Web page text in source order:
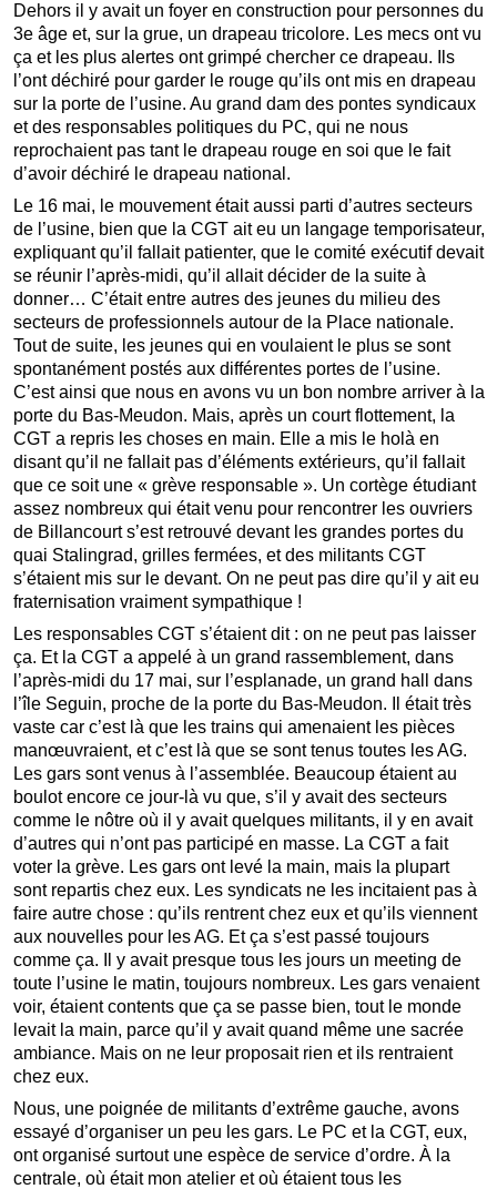
Dehors il y avait un foyer en construction pour personnes du
3e âge et, sur la grue, un drapeau tricolore. Les mecs ont vu
ça et les plus alertes ont grimpé chercher ce drapeau. Ils
l’ont déchiré pour garder le rouge qu’ils ont mis en drapeau
sur la porte de l’usine. Au grand dam des pontes syndicaux
et des responsables politiques du PC, qui ne nous
reprochaient pas tant le drapeau rouge en soi que le fait
d’avoir déchiré le drapeau national.
Le 16 mai, le mouvement était aussi parti d’autres secteurs
de l’usine, bien que la CGT ait eu un langage temporisateur,
expliquant qu’il fallait patienter, que le comité exécutif devait
se réunir l’après-midi, qu’il allait décider de la suite à
donner… C’était entre autres des jeunes du milieu des
secteurs de professionnels autour de la Place nationale.
Tout de suite, les jeunes qui en voulaient le plus se sont
spontanément postés aux différentes portes de l’usine.
C’est ainsi que nous en avons vu un bon nombre arriver à la
porte du Bas-Meudon. Mais, après un court flottement, la
CGT a repris les choses en main. Elle a mis le holà en
disant qu’il ne fallait pas d’éléments extérieurs, qu’il fallait
que ce soit une « grève responsable ». Un cortège étudiant
assez nombreux qui était venu pour rencontrer les ouvriers
de Billancourt s’est retrouvé devant les grandes portes du
quai Stalingrad, grilles fermées, et des militants CGT
s’étaient mis sur le devant. On ne peut pas dire qu’il y ait eu
fraternisation vraiment sympathique !
Les responsables CGT s’étaient dit : on ne peut pas laisser
ça. Et la CGT a appelé à un grand rassemblement, dans
l’après-midi du 17 mai, sur l’esplanade, un grand hall dans
l’île Seguin, proche de la porte du Bas-Meudon. Il était très
vaste car c’est là que les trains qui amenaient les pièces
manœuvraient, et c’est là que se sont tenus toutes les AG.
Les gars sont venus à l’assemblée. Beaucoup étaient au
boulot encore ce jour-là vu que, s’il y avait des secteurs
comme le nôtre où il y avait quelques militants, il y en avait
d’autres qui n’ont pas participé en masse. La CGT a fait
voter la grève. Les gars ont levé la main, mais la plupart
sont repartis chez eux. Les syndicats ne les incitaient pas à
faire autre chose : qu’ils rentrent chez eux et qu’ils viennent
aux nouvelles pour les AG. Et ça s’est passé toujours
comme ça. Il y avait presque tous les jours un meeting de
toute l’usine le matin, toujours nombreux. Les gars venaient
voir, étaient contents que ça se passe bien, tout le monde
levait la main, parce qu’il y avait quand même une sacrée
ambiance. Mais on ne leur proposait rien et ils rentraient
chez eux.
Nous, une poignée de militants d’extrême gauche, avons
essayé d’organiser un peu les gars. Le PC et la CGT, eux,
ont organisé surtout une espèce de service d’ordre. À la
centrale, où était mon atelier et où étaient tous les